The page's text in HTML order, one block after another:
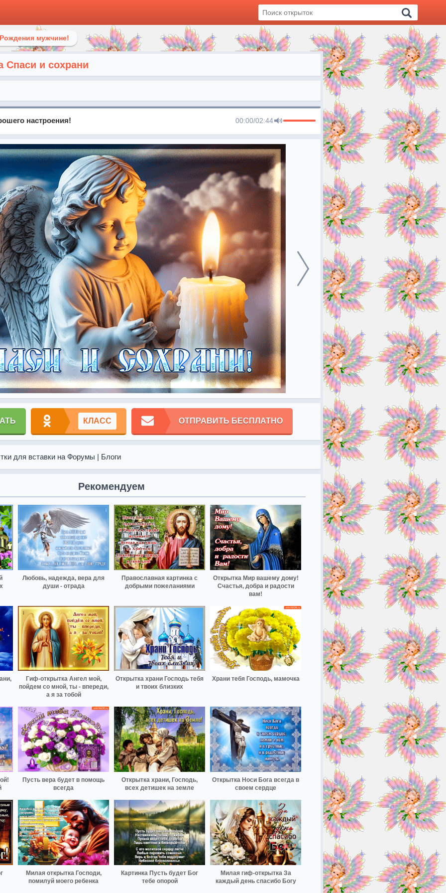
мужчине!
Спаси и сохрани
настроения! 00:00/02:44
КЛАСС ОТПРАВИТЬ БЕСПЛАТНО
для вставки на Форумы | Блоги
Рекомендуем
Любовь, надежда, вера для
души - отрада
Православная картинка с
добрыми пожеланиями
Открытка Мир вашему дому!
Счастья, добра и радости
вам!
Гиф-открытка Ангел мой,
пойдем со мной, ты - впереди,
а я за тобой
Открытка храни Господь тебя
и твоих близких
Храни тебя Господь, мамочка
Пусть вера будет в помощь
всегда
Открытка храни, Господь,
всех детишек на земле
Открытка Носи Бога всегда в
своем сердце
Милая открытка Господи,
помилуй моего ребенка
Картинка Пусть будет Бог
тебе опорой
Милая гиф-открытка За
каждый день спасибо Богу